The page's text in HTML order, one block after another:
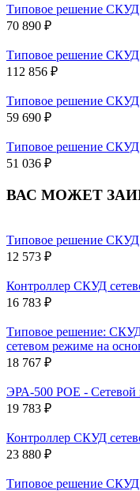
Типовое решение
70 890 ₽
Типовое решение
112 856 ₽
Типовое решение
59 690 ₽
Типовое решение
51 036 ₽
ВАС МОЖЕТ
Типовое решение
12 573 ₽
Контроллер СКУД
16 783 ₽
Типовое решение:
сетевом режиме на
18 767 ₽
ЭРА-500 POE - Сетевой
19 783 ₽
Контроллер СКУД
23 880 ₽
Типовое решение